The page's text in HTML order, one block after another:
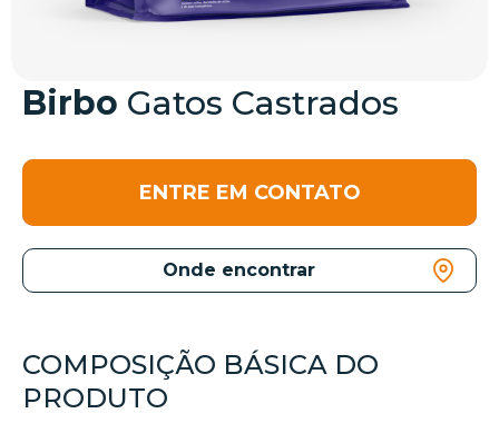
Birbo Gatos Castrados
ENTRE EM CONTATO
Onde encontrar
COMPOSIÇÃO BÁSICA DO
PRODUTO